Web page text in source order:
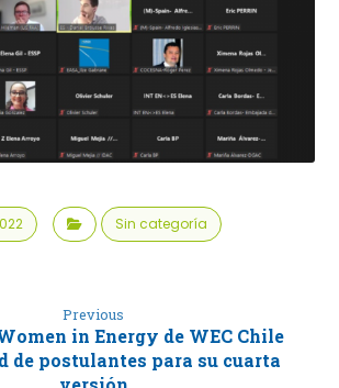
Sin categoría
Previous
in Energy de WEC Chile
de postulantes para su cuarta